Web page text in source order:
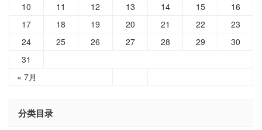
« 7月
10
11 12 13 14 15
16
17
18 19 20 21 22
23
24
25 26 27 28 29
30
31
分类目录